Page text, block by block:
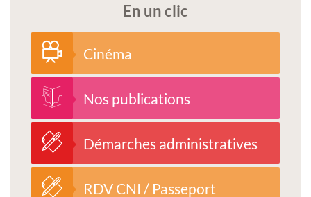
En un clic
Cinéma
Nos publications
Démarches administratives
RDV CNI / Passeport